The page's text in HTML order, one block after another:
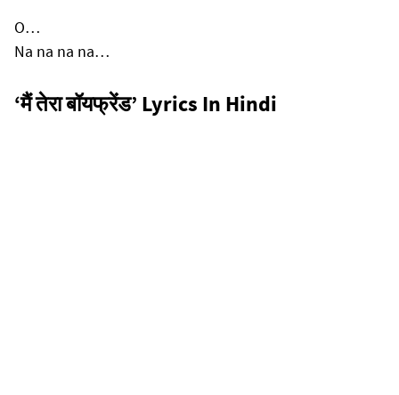
O…
Na na na na…
‘मैं तेरा बॉयफ्रेंड’ Lyrics In Hindi